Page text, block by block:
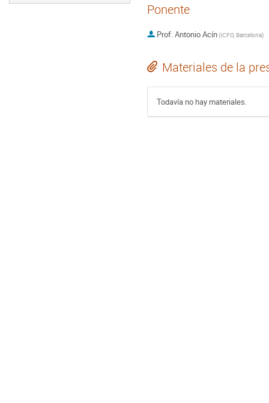
Ponente
Prof.Antonio Acín(ICFO, Barcelona)
Materiales de la
Todavía no hay materiales.